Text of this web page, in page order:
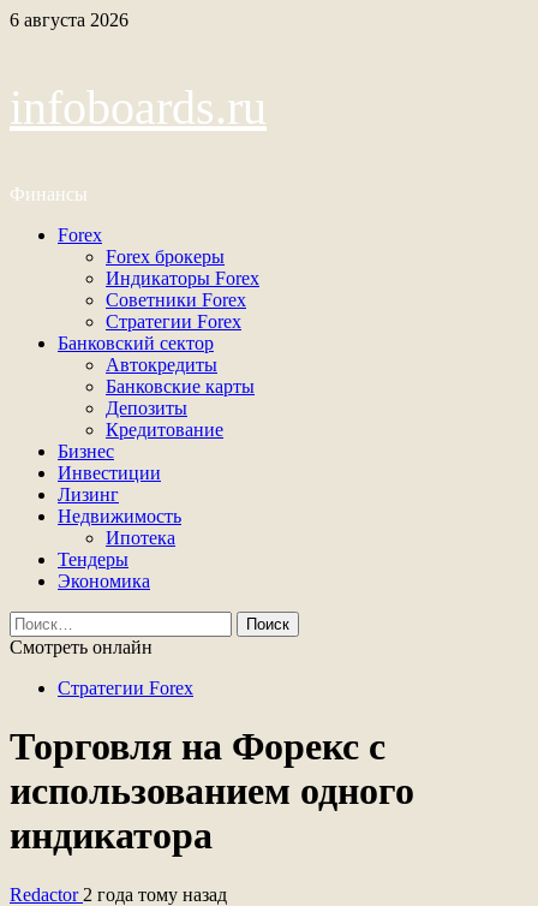
Перейти
6 августа 2026
infoboards.ru
Финансы
Основное
Forex
Forex брокеры
Индикаторы Forex
Советники Forex
Стратегии Forex
Банковский сектор
Автокредиты
Банковские карты
Депозиты
Кредитование
Бизнес
Инвестиции
Лизинг
Недвижимость
Ипотека
Тендеры
Экономика
Найти:
Смотреть онлайн
Стратегии Forex
Торговля на Форекс с
использованием одного
индикатора
Redactor 2 года тому назад